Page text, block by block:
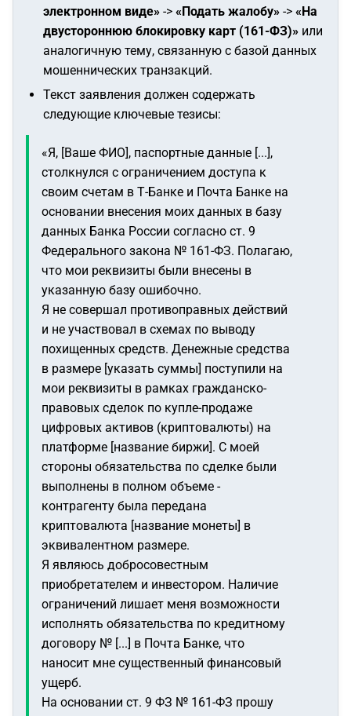
электронном виде» -> «Подать жалобу» -> «На
двустороннюю блокировку карт (161-ФЗ)» или
аналогичную тему, связанную с базой данных
мошеннических транзакций.
Текст заявления должен содержать
следующие ключевые тезисы:
«Я, [Ваше ФИО], паспортные данные [...],
столкнулся с ограничением доступа к
своим счетам в Т-Банке и Почта Банке на
основании внесения моих данных в базу
данных Банка России согласно ст. 9
Федерального закона № 161-ФЗ. Полагаю,
что мои реквизиты были внесены в
указанную базу ошибочно.
Я не совершал противоправных действий
и не участвовал в схемах по выводу
похищенных средств. Денежные средства
в размере [указать суммы] поступили на
мои реквизиты в рамках гражданско-
правовых сделок по купле-продаже
цифровых активов (криптовалюты) на
платформе [название биржи]. С моей
стороны обязательства по сделке были
выполнены в полном объеме -
контрагенту была передана
криптовалюта [название монеты] в
эквивалентном размере.
Я являюсь добросовестным
приобретателем и инвестором. Наличие
ограничений лишает меня возможности
исполнять обязательства по кредитному
договору № [...] в Почта Банке, что
наносит мне существенный финансовый
ущерб.
На основании ст. 9 ФЗ № 161-ФЗ прошу